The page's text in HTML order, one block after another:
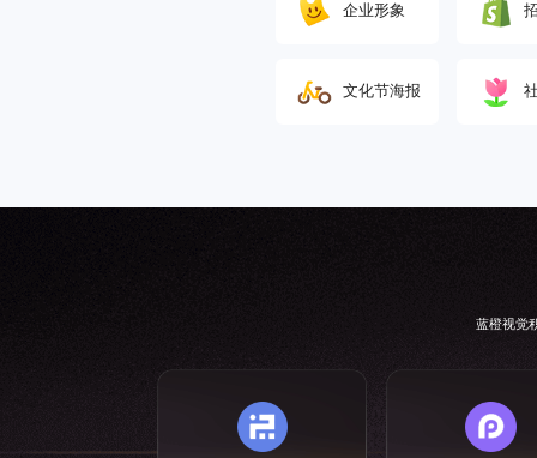
企业形象
‌文化节海报
蓝橙视觉